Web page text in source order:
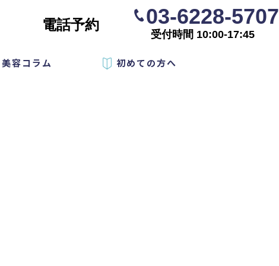
電話予約 03-6228-5707
受付時間 10:00-17:45
美容コラム
初めての方へ